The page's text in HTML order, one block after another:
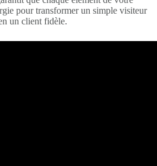
pour transformer un simple visiteur
un client fidèle.